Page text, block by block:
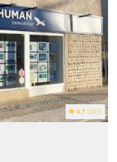
4.7 (103)